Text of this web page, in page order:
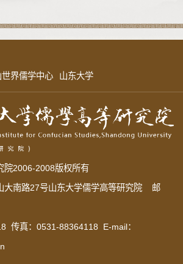
世界儒学中心 山东大学
院2006-2008版权所有
大南路27号山东大学儒学高等研究院 邮
传真：0531-88364118 E-mail：